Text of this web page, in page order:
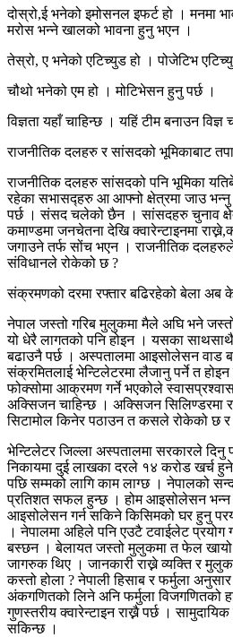
दोस्रो,ई भनेको इमोसनल इफर्ट हो । मनमा
मरोस भन्ने खालको भावना हुनु भएन ।
तेस्रो, ए भनेको एटिच्युड हो । पोजेटिभ
चौथो भनेको एम हो । मोटिभेसन हुनु पर्छ ।
विज्ञता यहाँ चाहिन्छ । यहिं टीम बनाउन विज्ञ
राजनीतिक दलहरु र सांसदको भूमिकाबाट
राजनीतिक दलहरु सांसदको पनि भूमिका
रहेका सभासद्हरु आ आफ्नो क्षेत्रमा जाउ
पर्छ । संसद चलेको छैन । सांसदहरु चुनाव
कमाण्डमा जनचेतना देखि क्वारेन्टाइनमा
जगाउने तर्फ सोंच भएन । राजनीतिक दलहरुले
संविधानले रोकेको छ ?
संक्रमणको दरमा रफ्तार बढिरहेको बेला अब के
नेपाल जस्तो गरिब मुलुकमा मैले अघि भने जस्तो
यो धेरै लागतको पनि होइन । यसका साथसाथै
बढाउनै पर्छ । अस्पतालमा आइसोलेसन वाड
संक्रमितलाई भेन्टिलेटरमा लैजानु पर्ने त
फोक्सोमा आक्रमण गर्ने भएकोले
अक्सिजन चाहिन्छ । अक्सिजन सिलिण्डरमा
सिटामोल किनेर पठाउन त कसले रोकेको छ र
भेन्टिलेटर जिल्ला अस्पतालमा सरकारले दिनु
निकायमा दुई लाखका दरले १४ करोड खर्च हुने
पछि सम्मको लागि काम लाग्छ । नेपालको
प्रतिशत सफल हुन्छ । होम आइसोलेसन भन्न
आइसोलेसन गर्न सकिने किसिमको घर हुनु
। नेपालमा अहिले पनि एउटै टवाईलेट प्रयोग
बस्छन । बेलायत जस्तो मुलुकमा त फेल खायो ।
जागरुक थिए । जानकारी राख्ने व्यक्ति र
कस्तो होला ? नेपाली हिसाब र फर्मुला
अंकगणितको लिने अनि फर्मुला विजगणितको
गुणस्तरीय क्वारेन्टाइन राख्नै पर्छ ।
सकिन्छ ।